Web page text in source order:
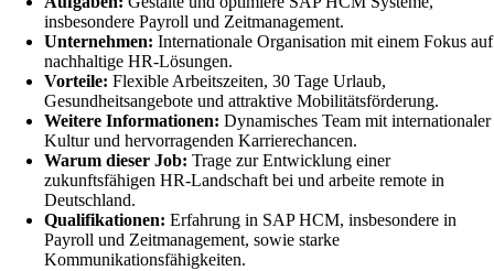
insbesondere Payroll und Zeitmanagement.
Unternehmen: Internationale Organisation mit einem Fokus auf
nachhaltige HR-Lösungen.
Vorteile: Flexible Arbeitszeiten, 30 Tage Urlaub,
Gesundheitsangebote und attraktive Mobilitätsförderung.
Weitere Informationen: Dynamisches Team mit internationaler
Kultur und hervorragenden Karrierechancen.
Warum dieser Job: Trage zur Entwicklung einer
zukunftsfähigen HR-Landschaft bei und arbeite remote in
Deutschland.
Qualifikationen: Erfahrung in SAP HCM, insbesondere in
Payroll und Zeitmanagement, sowie starke
Kommunikationsfähigkeiten.